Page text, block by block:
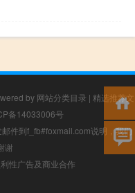
by 网站分类目录 | 精选推荐文
备14033006号
件到f_fb#foxmail.com说明，我们
谢
性广告及商业合作